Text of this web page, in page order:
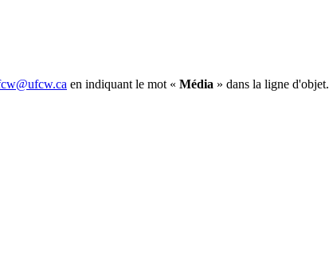
en indiquant le mot « Média » dans la ligne d'objet.